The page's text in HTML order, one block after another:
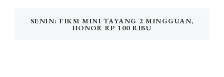
SENIN: FIKSI MINI TAYANG 2 MINGGUAN,
HONOR RP 100 RIBU